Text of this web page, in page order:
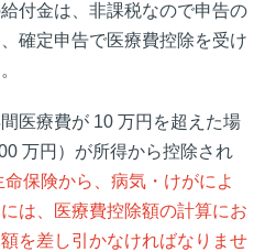
付金は、非課税なので申告の
確定申告で医療費控除を受け
医療費が 10 万円を超えた場
万円）が所得から控除され
命保険から、病気・けがによ
は、医療費控除額の計算にお
を差し引かなければなりませ